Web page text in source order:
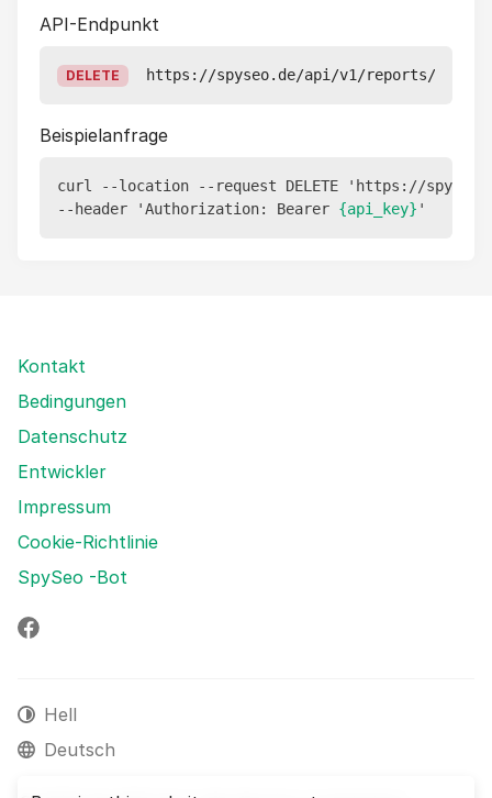
API-Endpunkt
DELETE https://spyseo.de/api/v1/reports/
Beispielanfrage
curl --location --request DELETE 'https://
--header 'Authorization: Bearer {api_key}
Kontakt
Bedingungen
Datenschutz
Entwickler
Impressum
Cookie-Richtlinie
SpySeo -Bot
Facebook
Hell
Deutsch